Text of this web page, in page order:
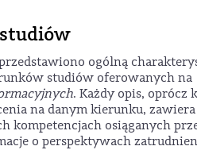
ogólną
studiów oferowanych na
. Każdy opis, oprócz
na danym kierunku, zawiera
kompetencjach osiąganych
o perspektywach